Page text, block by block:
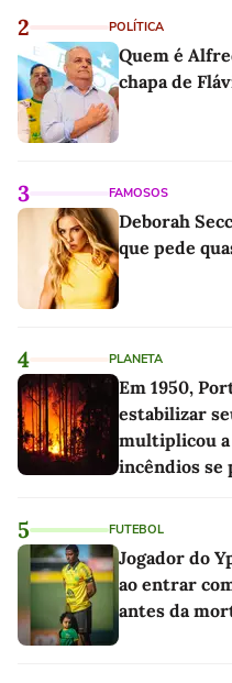
2 POLÍTICA
Quem é
chapa de
3 FAMOSOS
Deborah
que pede
4 PLANETA
Em 1950,
estabilizar
multiplicou a
incêndios se
5 FUTEBOL
Jogador do
ao entrar
antes da